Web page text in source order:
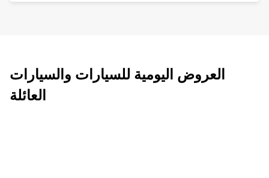
العروض اليومية للسيارات والسيارات
العائلة